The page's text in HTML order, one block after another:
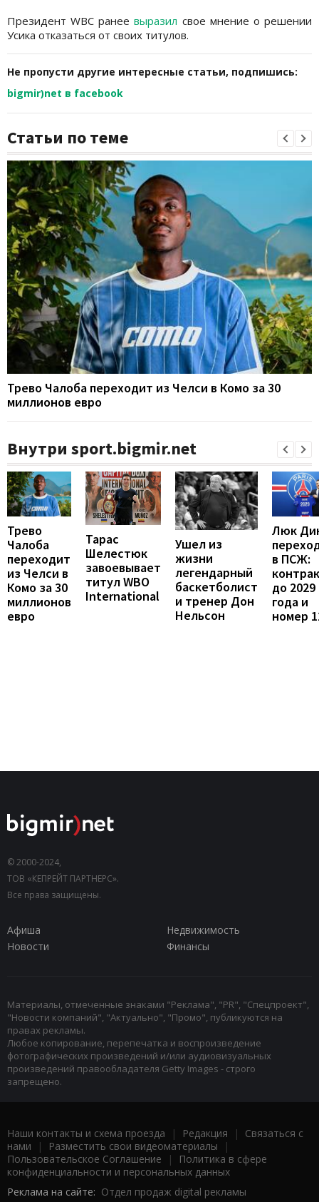
Президент WBC ранеевыразил свое мнение о решении
Усика отказаться от своих титулов.
Не пропусти другие интересные статьи, подпишись:
bigmir)net в facebook
Статьи по теме
Трево Чалоба переходит из Челси в Комо за 30
миллионов евро
Внутри sport.bigmir.net
Трево
Чалоба
переходит
из Челси в
Комо за 30
миллионов
евро
Тарас
Шелестюк
завоевывает
титул WBO
International
Ушел из
жизни
легендарный
баскетболист
и тренер Дон
Нельсон
Люк
в ПСЖ:
до 2029
года и
номер
© 2000-2024,
ТОВ «КЕПРЕЙТ ПАРТНЕРС».
Все права защищены.
Афиша
Недвижимость
Новости
Финансы
Материалы, отмеченные знаками "Реклама", "PR", "Спецпроект",
"Новости компаний", "Актуально", "Промо", публикуются на
правах рекламы.
Любое копирование, перепечатка и воспроизведение
фотографических произведений и/или аудиовизуальных
произведений правообладателя Getty Images - строго
запрещено.
Наши контакты и схема проезда | Редакция | Связаться с
нами | Разместить свои видеоматериалы |
Пользовательское Соглашение |
Политика в сфере
конфиденциальности и персональных данных
Реклама на сайте: Отдел продаж digital рекламы